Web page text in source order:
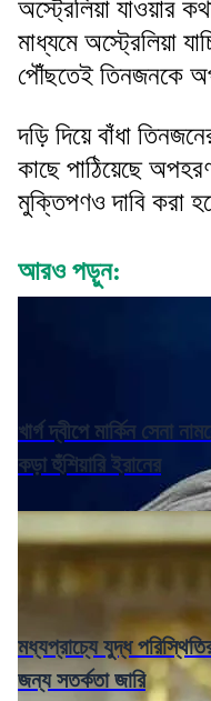
অস্ট্রেলিয়া যাওয়ার
মাধ্যমে অস্ট্রেলিয়া
পৌঁছতেই তিনজনকে
দড়ি দিয়ে বাঁধা
কাছে পাঠিয়েছে
মুক্তিপণও দাবি করা
আরও পড়ুন:
খার্গ দ্বীপে মার্কিন সেনা
কড়া হুঁশিয়ারি ইরানের
মধ্যপ্রাচ্যে যুদ্ধ
জন্য সতর্কতা জারি